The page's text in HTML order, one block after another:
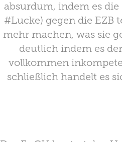
absurdum, indem es
#Lucke) gegen die EZB
mehr machen, was sie
deutlich indem es
vollkommen
schließlich handelt es